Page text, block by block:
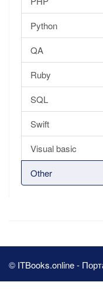
Python
QA
Ruby
SQL
Swift
Visual basic
Other
© ITBooks.online -